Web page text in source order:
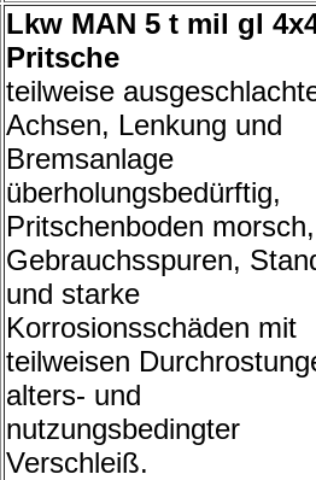
Lkw MAN 5 t mil gl
Pritsche
teilweise
Achsen, Lenkung und
Bremsanlage
überholungsbedürftig,
Pritschenboden morsch,
Gebrauchsspuren,
und starke
Korrosionsschäden mit
teilweisen
alters- und
nutzungsbedingter
Verschleiß.